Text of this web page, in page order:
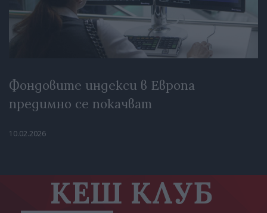
Фондовите индекси в Европа
предимно се покачват
10.02.2026
КЕШ КЛУБ